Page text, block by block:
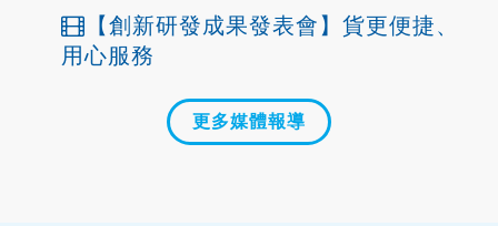
【創新研發成果發表會】貨更便捷、
用心服務
更多媒體報導